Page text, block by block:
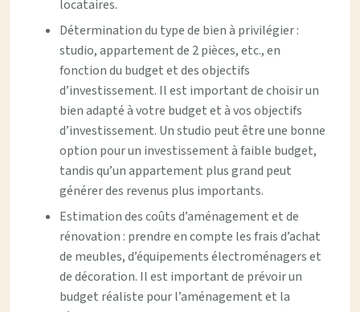
locataires.
Détermination du type de bien à privilégier :
studio, appartement de 2 pièces, etc., en
fonction du budget et des objectifs
d’investissement. Il est important de choisir un
bien adapté à votre budget et à vos objectifs
d’investissement. Un studio peut être une bonne
option pour un investissement à faible budget,
tandis qu’un appartement plus grand peut
générer des revenus plus importants.
Estimation des coûts d’aménagement et de
rénovation : prendre en compte les frais d’achat
de meubles, d’équipements électroménagers et
de décoration. Il est important de prévoir un
budget réaliste pour l’aménagement et la